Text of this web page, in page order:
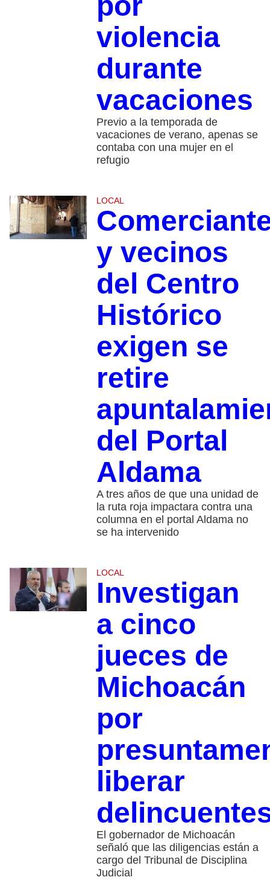
violencia
durante
vacaciones
Previo a la temporada de
vacaciones de verano, apenas se
contaba con una mujer en el
refugio
LOCAL
y vecinos
del Centro
Histórico
exigen se
retire
del Portal
Aldama
A tres años de que una unidad de
la ruta roja impactara contra una
columna en el portal Aldama no
se ha intervenido
LOCAL
Investigan
a cinco
jueces de
Michoacán
por
liberar
El gobernador de Michoacán
señaló que las diligencias están a
cargo del Tribunal de Disciplina
Judicial